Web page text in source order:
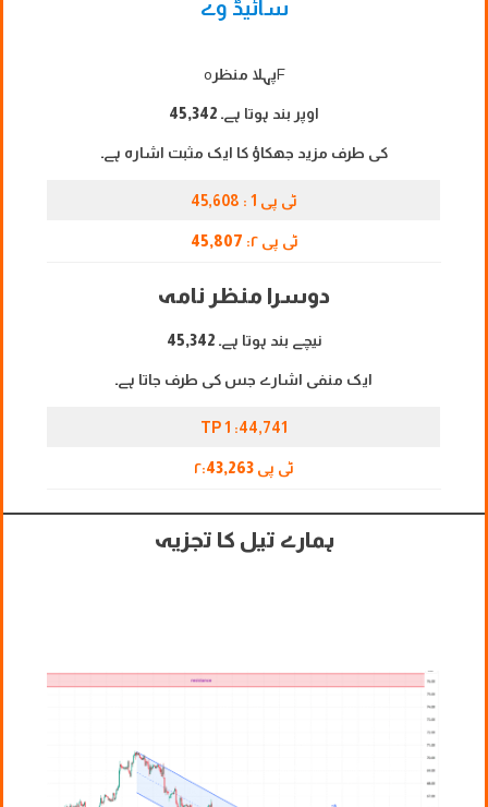
سائیڈ وے
Fپہلا منظر o
اوپر بند ہوتا ہے۔ 45,342
کی طرف مزید جھکاؤ کا ایک مثبت اشارہ ہے۔
ٹی پی 1 : 45,608
ٹی پی ۲: 45,807
دوسرا منظر نامہ
نیچے بند ہوتا ہے۔ 45,342
ایک منفی اشارے جس کی طرف جاتا ہے۔
TP 1 :44,741
ٹی پی ۲: 43,263
ہمارے تیل کا تجزیہ